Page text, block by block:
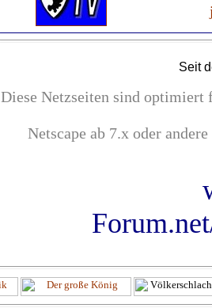
Seit
Diese Netzseiten sind optimiert
Netscape ab 7.x oder